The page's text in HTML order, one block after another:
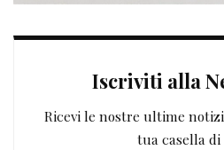
Iscriviti alla
Ricevi le nostre ultime
tua casella di